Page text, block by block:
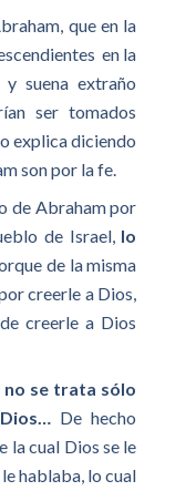
que en la
en la
suena extraño
ser tomados
explica diciendo
son por la fe.
de Abraham por
de Israel, lo
de la misma
creerle a Dios,
creerle a Dios
no se trata sólo
De hecho
la cual Dios se le
hablaba, lo cual